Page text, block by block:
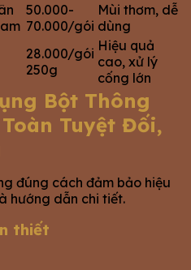
50.000-
70.000/gói
Mùi thơm, dễ
dùng
28.000/gói
250g
Hiệu quả
cao, xử lý
cống lớn
Bột Thông
Tuyệt Đối,
đúng cách đảm bảo hiệu
hướng dẫn chi tiết.
thiết